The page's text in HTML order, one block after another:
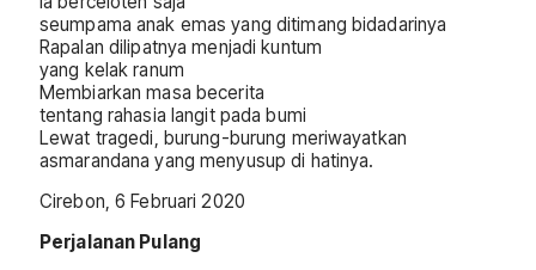
seumpama anak emas yang ditimang bidadarinya
Rapalan dilipatnya menjadi kuntum
yang kelak ranum
Membiarkan masa becerita
tentang rahasia langit pada bumi
Lewat tragedi, burung-burung meriwayatkan
asmarandana yang menyusup di hatinya.
Cirebon, 6 Februari 2020
Perjalanan Pulang